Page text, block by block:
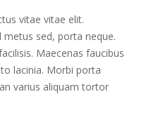
vitae vitae elit.
metus sed, porta neque.
Maecenas faucibus
lacinia. Morbi porta
varius aliquam tortor